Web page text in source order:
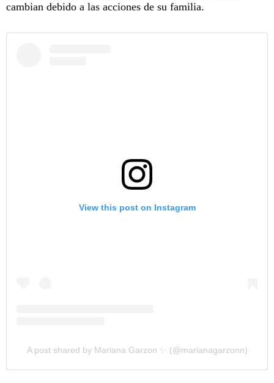
cambian debido a las acciones de su familia.
View this post on Instagram
A post shared by Mariana Garzon ✨ (@marianagarzonn)